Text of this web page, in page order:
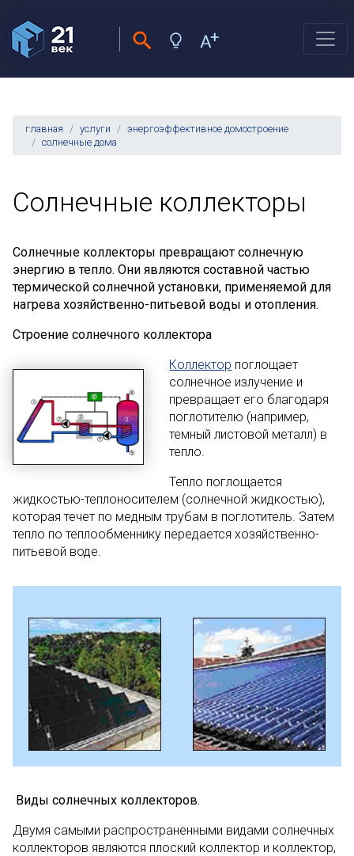
главная услуги
энергоэффективное домостроение
солнечные дома
Солнечные коллекторы
Солнечные коллекторы превращают солнечную
энергию в тепло. Они являются составной частью
термической солнечной установки, применяемой для
нагрева хозяйственно-питьевой воды и отопления.
Строение солнечного коллектора
Коллектор поглощает
солнечное излучение и
превращает его благодаря
поглотителю (например,
темный листовой металл) в
тепло.
Тепло поглощается
жидкостью-теплоносителем (солнечной жидкостью),
которая течет по медным трубам в поглотитель. Затем
тепло по теплообменнику передается хозяйственно-
питьевой воде.
Виды солнечных коллекторов.
Двумя самыми распространенными видами солнечных
коллекторов являются плоский коллектор и коллектор,